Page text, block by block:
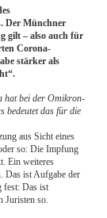
Der Münchner
gilt – also auch für
Corona-
stärker als
hat bei der Omikron-
bedeutet das für die
aus Sicht eines
so: Die Impfung
Ein weiteres
Das ist Aufgabe der
fest: Das ist
Juristen so.